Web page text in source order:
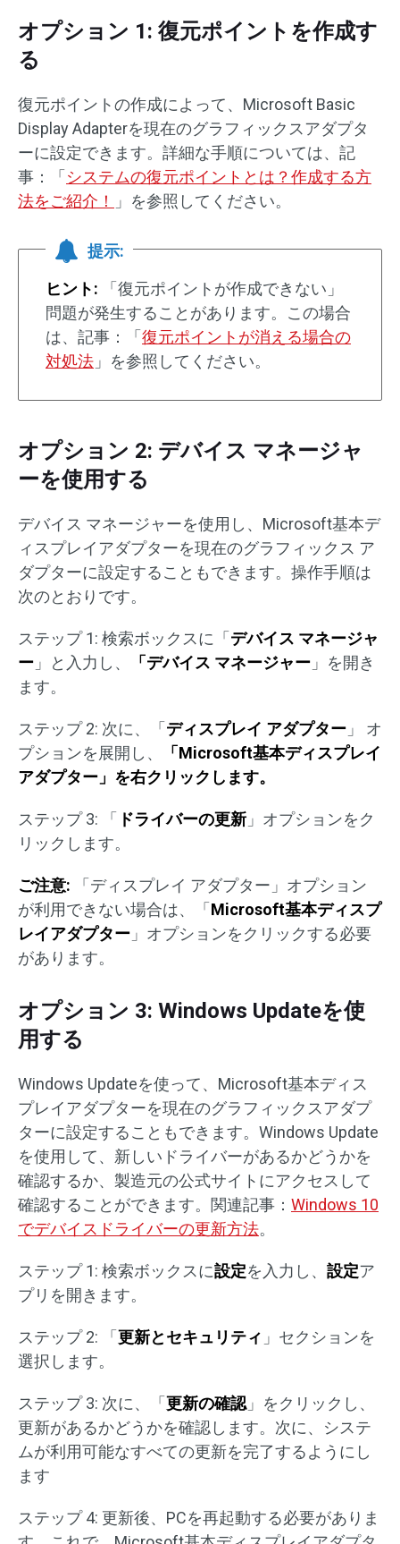
オプション 1: 復元ポイントを作成す
る
復元ポイントの作成によって、Microsoft Basic
Display Adapterを現在のグラフィックスアダプタ
ーに設定できます。詳細な手順については、記
事：「 システムの復元ポイントとは？作成する方
法をご紹介！
」を参照してください。
提示:
ヒント: 「復元ポイントが作成できない」
問題が発生することがあります。この場合
は、記事：「 復元ポイントが消える場合の
対処法 」を参照してください。
オプション 2: デバイス マネージャ
ーを使用する
デバイス マネージャーを使用し、Microsoft基本デ
ィスプレイアダプターを現在のグラフィックス ア
ダプターに設定することもできます。操作手順は
次のとおりです。
ステップ 1: 検索ボックスに「 デバイス マネージャ
ー 」と入力し、 「デバイス マネージャー 」を開き
ます。
ステップ 2: 次に、「 ディスプレイ アダプター 」 オ
プションを展開し、
「Microsoft基本ディスプレイ
アダプター」を右クリックします。
ステップ 3: 「 ドライバーの更新 」オプションをク
リックします。
ご注意: 「ディスプレイ アダプター」オプション
が利用できない場合は、「 Microsoft基本ディスプ
レイアダプター 」オプションをクリックする必要
があります。
オプション 3: Windows Updateを使
用する
Windows Updateを使って、Microsoft基本ディス
プレイアダプターを現在のグラフィックスアダプ
ターに設定することもできます。Windows Update
を使用して、新しいドライバーがあるかどうかを
確認するか、製造元の公式サイトにアクセスして
確認することができます。関連記事： Windows 10
でデバイスドライバーの更新方法。
ステップ 1: 検索ボックスに設定を入力し、 設定ア
プリを開きます。
ステップ 2: 「 更新とセキュリティ 」セクションを
選択します。
ステップ 3: 次に、「 更新の確認」をクリックし、
更新があるかどうかを確認します。次に、システ
ムが利用可能なすべての更新を完了するようにし
ます
ステップ 4: 更新後、PCを再起動する必要がありま